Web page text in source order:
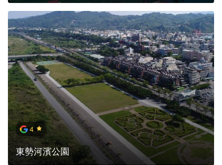
4
東勢河濱公園